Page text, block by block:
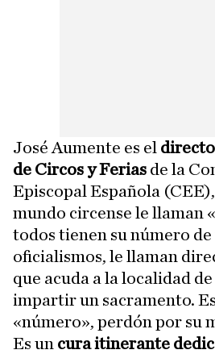
José Aumente es el
de Circos y Ferias de la
Episcopal Española
mundo circense le llaman
todos tienen su número
oficialismos, le llaman
que acuda a la localidad
impartir un sacramento.
«número», perdón por su
Es un cura itinerante